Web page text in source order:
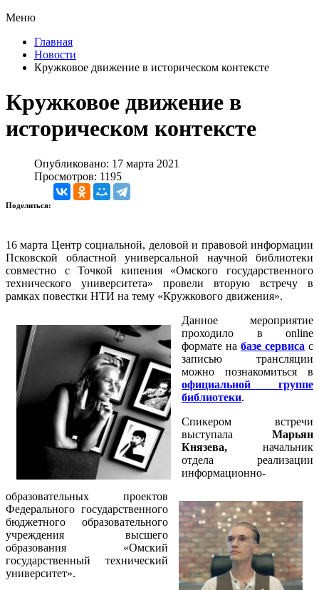
Меню
Главная
Новости
Кружковое движение в историческом контексте
Кружковое движение в
историческом контексте
Опубликовано: 17 марта 2021
Просмотров: 1195
Поделиться:
16 марта Центр социальной, деловой и правовой информации
Псковской областной универсальной научной библиотеки
совместно с Точкой кипения «Омского государственного
технического университета» провели вторую встречу в
рамках повестки НТИ на тему «Кружкового движения».
Данное мероприятие
проходило в online
формате на базе сервиса с
записью трансляции
можно познакомиться в
официальной группе
библиотеки.
Спикером встречи
выступала Марьян
Князева, начальник
отдела реализации
информационно-
образовательных проектов
Федерального государственного
бюджетного образовательного
учреждения высшего
образования «Омский
государственный технический
университет».